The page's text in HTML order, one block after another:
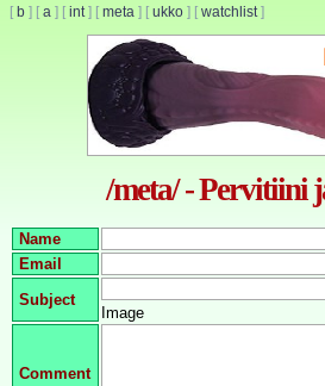
[ b ] [ a ] [ int] [ meta ] [ ukko ] [ watchlist]
/meta/ - Pervitiini
Name
Email
Subject
Image
Comment